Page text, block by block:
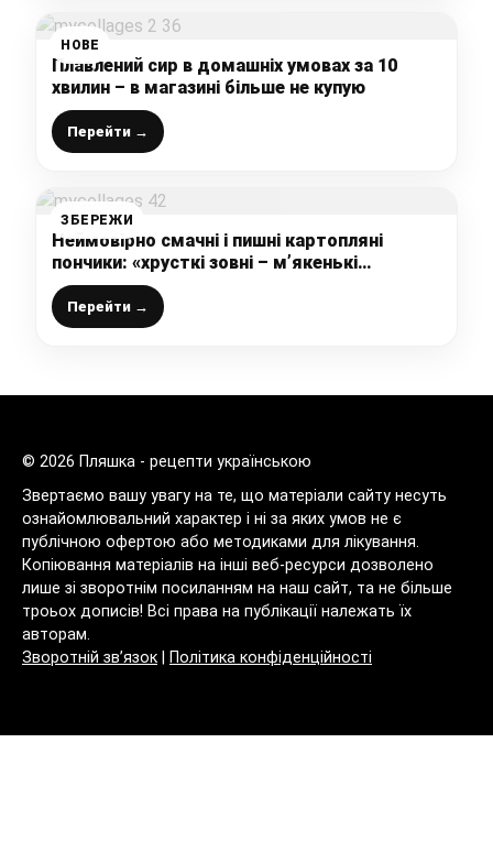
НОВЕ
Плавлений сир в домашніх умовах за 10
хвилин – в магазині більше не купую
Перейти →
ЗБЕРЕЖИ
Неймовірно смачні і пишні картопляні
пончики: «хрусткі зовні – м’якенькі
всередині»
Перейти →
© 2026 Пляшка - рецепти українською
Звертаємо вашу увагу на те, що матеріали сайту несуть
ознайомлювальний характер і ні за яких умов не є
публічною офертою або методиками для лікування.
Копіювання матеріалів на інші веб-ресурси дозволено
лише зі зворотнім посиланням на наш сайт, та не більше
троьох дописів! Всі права на публікації належать їх
авторам.
Зворотній зв’язок
Політика конфіденційності